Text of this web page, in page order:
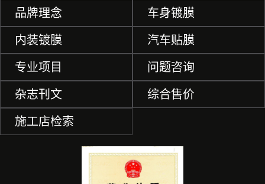
品牌理念
内装镀膜
专业项目
杂志刊文
施工店检索
车身镀膜
汽车贴膜
问题咨询
综合售价